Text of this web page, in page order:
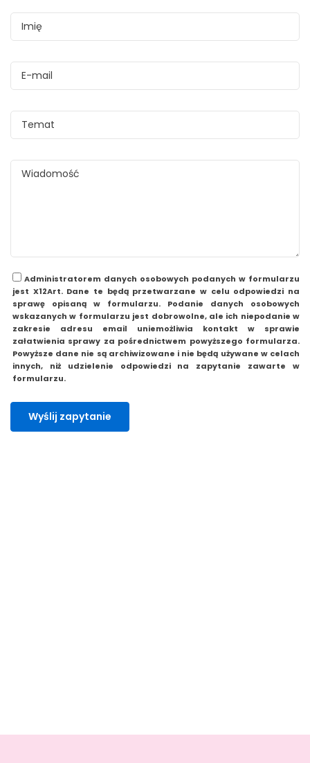
Administratorem danych osobowych podanych w formularzu
jest X12Art. Dane te będą przetwarzane w celu odpowiedzi na
sprawę opisaną w formularzu. Podanie danych osobowych
wskazanych w formularzu jest dobrowolne, ale ich niepodanie w
zakresie adresu email uniemożliwia kontakt w sprawie
załatwienia sprawy za pośrednictwem powyższego formularza.
Powyższe dane nie są archiwizowane i nie będą używane w celach
innych, niż udzielenie odpowiedzi na zapytanie zawarte w
formularzu.